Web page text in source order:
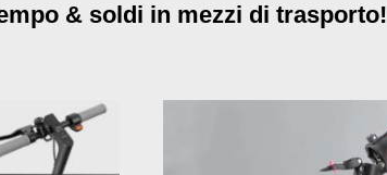
& soldi in mezzi di trasporto!